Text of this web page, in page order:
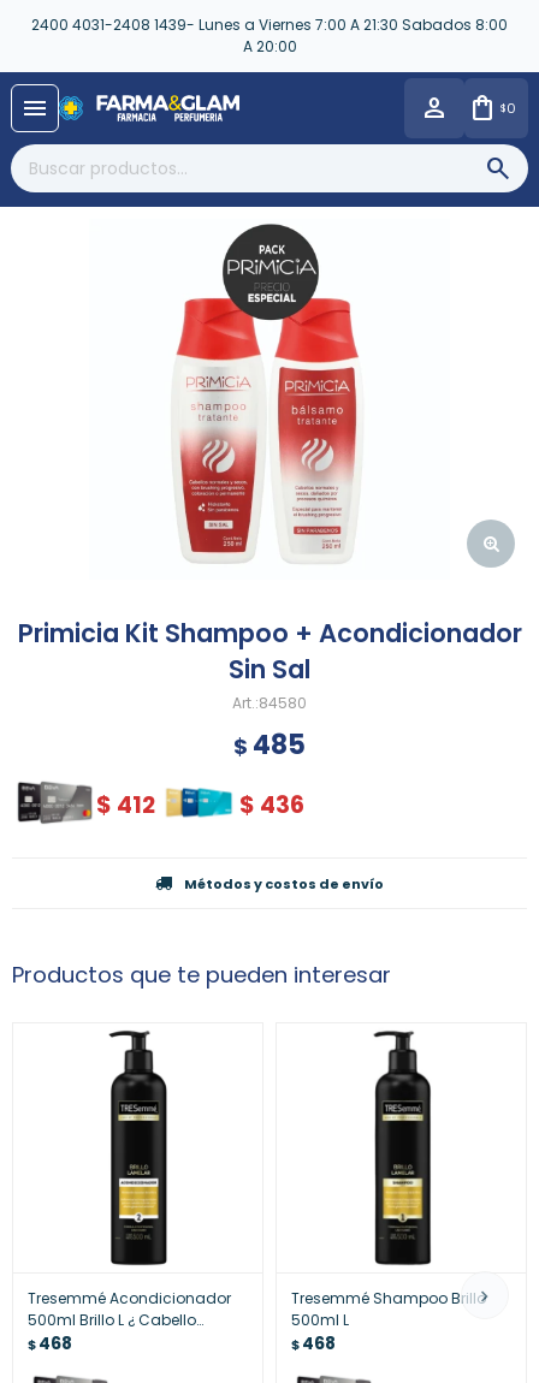
2400 4031-2408 1439- Lunes a Viernes 7:00 A 21:30 Sabados 8:00
A 20:00
menu $0
Primicia Kit Shampoo + Acondicionador
Sin Sal
84580
$ 485
$ 412 $ 436
Métodos y costos de envío
Productos que te pueden interesar
Tresemmé Acondicionador
500ml Brillo L ¿ Cabello
Luminoso
$468
Tresemmé Shampoo Brillo
500ml L
$468